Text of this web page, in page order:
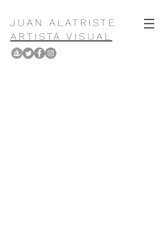
JUAN ALATRISTE
ARTISTA VISUAL